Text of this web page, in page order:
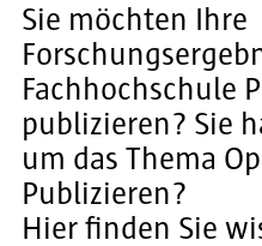
Sie möchten Ihre
Fachhochschule
publizieren? Sie
um das Thema
Publizieren?
Hier finden Sie